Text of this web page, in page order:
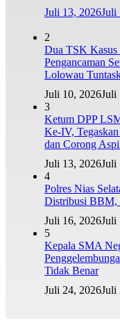
Juli 13, 2026Juli
2
Dua TSK Kasus
Pengancaman
Lolowau
Juli 10, 2026Juli
3
Ketum DPP
Ke-IV,
dan Corong
Juli 13, 2026Juli
4
Polres Nias
Distribusi BBM,
Juli 16, 2026Juli
5
Kepala SMA
Tidak Benar
Juli 24, 2026Juli